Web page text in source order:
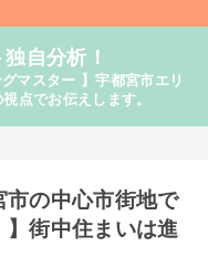
自分析！
マスター 】宇都宮市エリ
点でお伝えします。
市の中心市街地で
街中住まいは進